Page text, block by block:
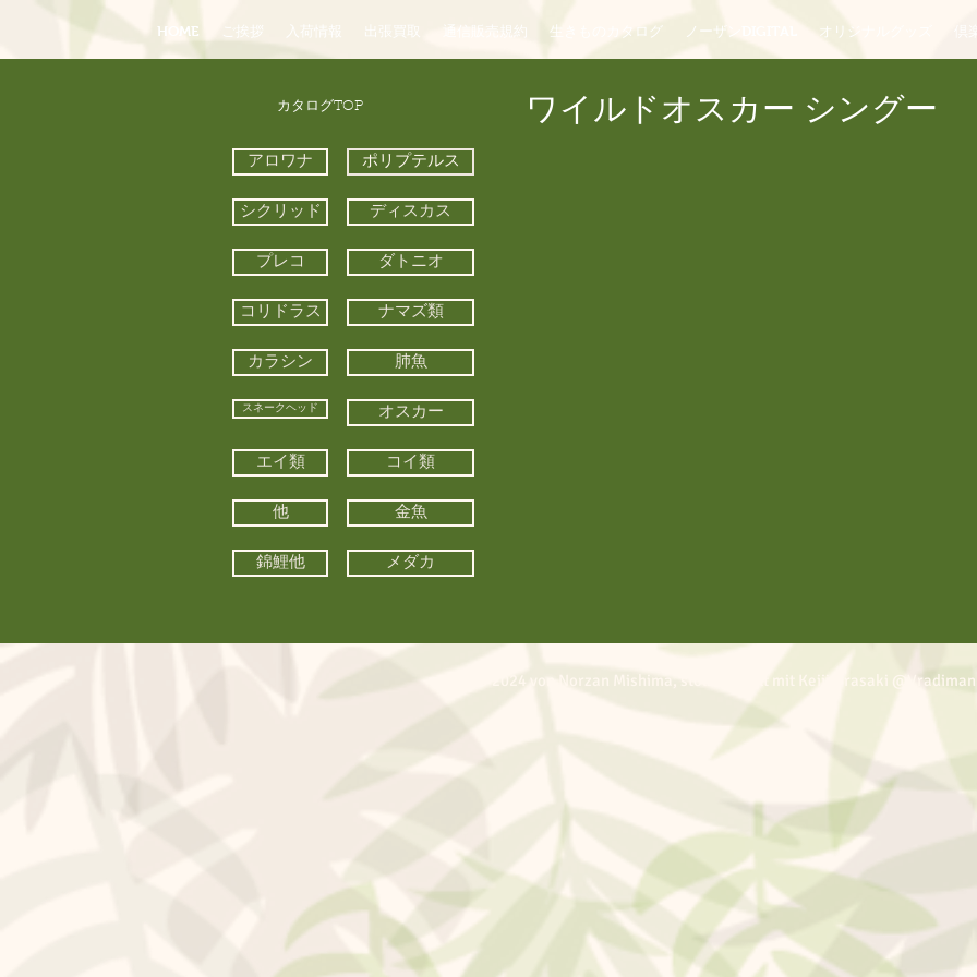
HOME ご挨拶 入荷情報 出張買取 通信販売規約 生きものカタログ ノーザンDIGITAL オリジナルグッズ
​カタログTOP
アロワナ ポリプテルス
シクリッド ディスカス
プレコ ダトニオ
コリドラス ナマズ類
カラシン 肺魚
スネークヘッド オスカー
エイ類 コイ類
他 金魚
錦鯉他 メダカ
ワイルドオスカー シングー
© 2024 von Norzan Mishima, stolz erstellt mit Keiji Urasaki